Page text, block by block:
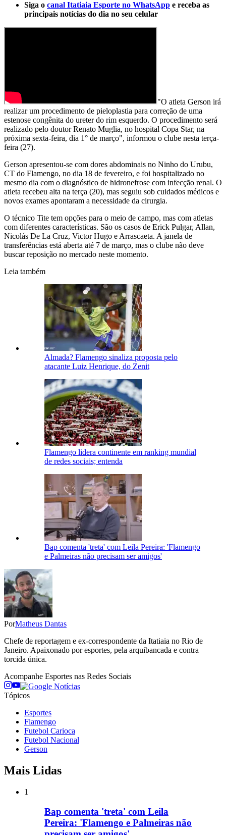
Siga o canal Itatiaia Esporte no WhatsApp e receba as
principais notícias do dia no seu celular
"O atleta Gerson irá
realizar um procedimento de pieloplastia para correção de uma
estenose congênita do ureter do rim esquerdo. O procedimento será
realizado pelo doutor Renato Muglia, no hospital Copa Star, na
próxima sexta-feira, dia 1° de março", informou o clube nesta terça-
feira (27).
Gerson apresentou-se com dores abdominais no Ninho do Urubu,
CT do Flamengo, no dia 18 de fevereiro, e foi hospitalizado no
mesmo dia com o diagnóstico de hidronefrose com infecção renal. O
atleta recebeu alta na terça (20), mas seguiu sob cuidados médicos e
novos exames apontaram a necessidade da cirurgia.
O técnico Tite tem opções para o meio de campo, mas com atletas
com diferentes características. São os casos de Erick Pulgar, Allan,
Nicolás De La Cruz, Victor Hugo e Arrascaeta. A janela de
transferências está aberta até 7 de março, mas o clube não deve
buscar reposição no mercado neste momento.
Leia também
Almada? Flamengo sinaliza proposta pelo
atacante Luiz Henrique, do Zenit
Flamengo lidera continente em ranking mundial
de redes sociais; entenda
Bap comenta 'treta' com Leila Pereira: 'Flamengo
e Palmeiras não precisam ser amigos'
PorMatheus Dantas
Chefe de reportagem e ex-correspondente da Itatiaia no Rio de
Janeiro. Apaixonado por esportes, pela arquibancada e contra
torcida única.
Acompanhe Esportes nas Redes Sociais
Tópicos
Esportes
Flamengo
Futebol Carioca
Futebol Nacional
Gerson
Mais Lidas
1
Bap comenta 'treta' com Leila
Pereira: 'Flamengo e Palmeiras não